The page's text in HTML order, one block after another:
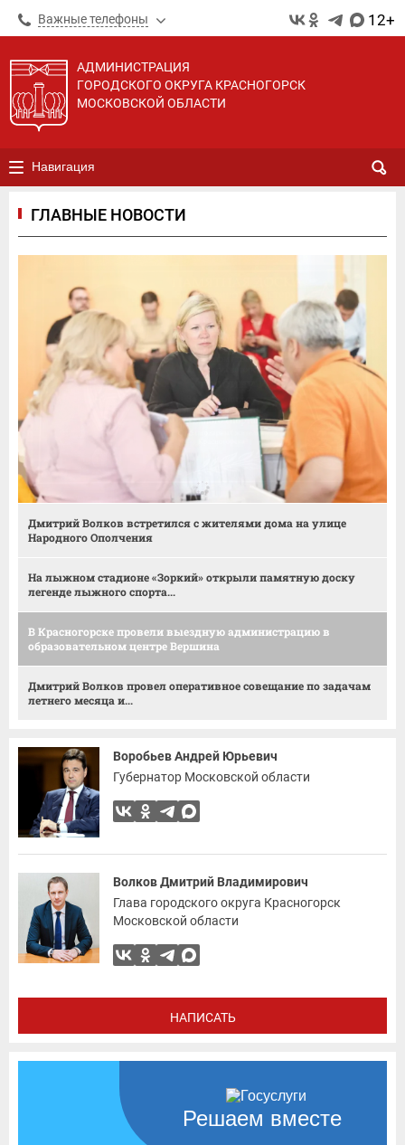
Важные телефоны 12+
АДМИНИСТРАЦИЯ
ГОРОДСКОГО ОКРУГА КРАСНОГОРСК
МОСКОВСКОЙ ОБЛАСТИ
Навигация
ГЛАВНЫЕ НОВОСТИ
Дмитрий Волков встретился с жителями дома на улице
Народного Ополчения
На лыжном стадионе «Зоркий» открыли памятную доску
легенде лыжного спорта...
В Красногорске провели выездную администрацию в
образовательном центре Вершина
Дмитрий Волков провел оперативное совещание по задачам
летнего месяца и...
Воробьев Андрей Юрьевич
Губернатор Московской области
Волков Дмитрий Владимирович
Глава городского округа Красногорск
Московской области
НАПИСАТЬ
Решаем вместе